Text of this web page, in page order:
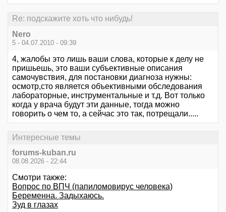
Re: подскажите хоть что нибудь!
Nero
5 - 04.07.2010 - 09:39
4, жалобы это лишь ваши слова, которые к делу не
пришьешь, это ваши субъективные описания
самочувствия, для постановки диагноза нужны:
осмотр,сто является объективными обследования
лабораторные, инструментальные и т.д. Вот только
когда у врача будут эти данные, тогда можно
говорить о чем то, а сейчас это так, потрещали.....
Интересные темы
forums-kuban.ru
08.08.2026 - 22:44
Смотри также:
Вопрос по ВПЧ (папиломовирус человека)
Беременна. Задыхаюсь.
Зуд в глазах